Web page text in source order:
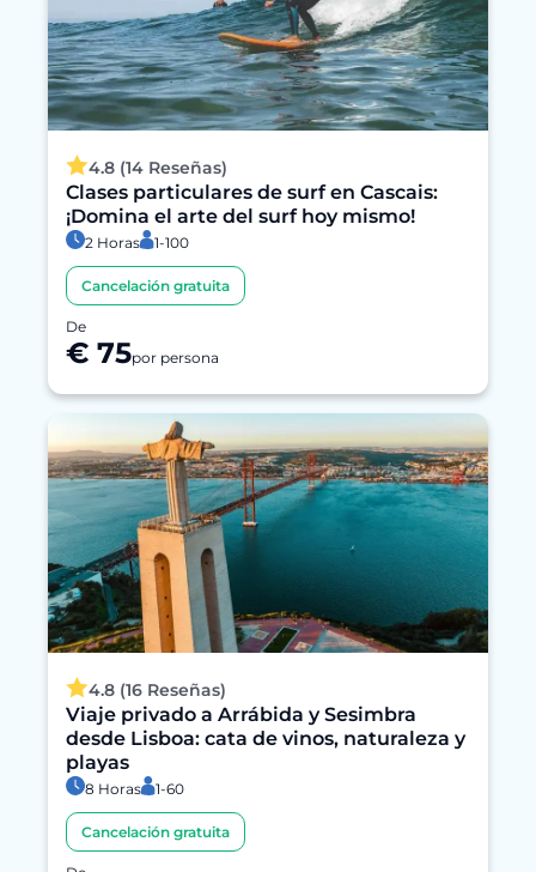
4.8 (14 Reseñas)
Clases particulares de surf en Cascais:
¡Domina el arte del surf hoy mismo!
2 Horas 1-100
Cancelación gratuita
De
€ 75por persona
4.8 (16 Reseñas)
Viaje privado a Arrábida y Sesimbra
desde Lisboa: cata de vinos, naturaleza y
playas
8 Horas 1-60
Cancelación gratuita